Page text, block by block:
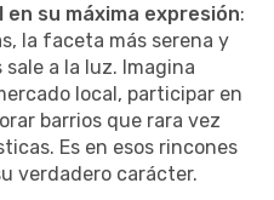
su máxima expresión:
la faceta más serena y
a la luz. Imagina
local, participar en
barrios que rara vez
Es en esos rincones
verdadero carácter.